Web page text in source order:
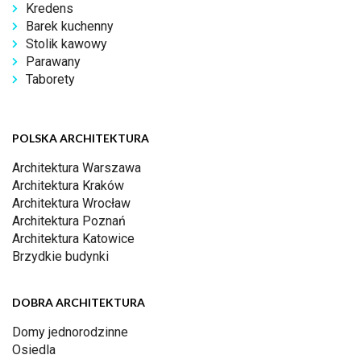
Kredens
Barek kuchenny
Stolik kawowy
Parawany
Taborety
POLSKA ARCHITEKTURA
Architektura Warszawa
Architektura Kraków
Architektura Wrocław
Architektura Poznań
Architektura Katowice
Brzydkie budynki
DOBRA ARCHITEKTURA
Domy jednorodzinne
Osiedla